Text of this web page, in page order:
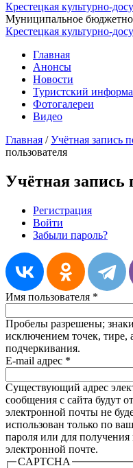
Крестецкая культурно-
Муниципальное
Крестецкая культурно-
Главная
Анонсы
Новости
Туристский
Фотогалереи
Видео
Главная /Учётная запись
пользователя
Учётная запись
Главные вкладки
Регистрация
Войти
Забыли пароль?
Имя пользователя *
Пробелы разрешены;
исключением точек, тире,
подчеркивания.
E-mail адрес *
Существующий адрес
сообщения с сайта будут
электронной почты не
использован только по
пароля или для
электронной почте.
CAPTCHA